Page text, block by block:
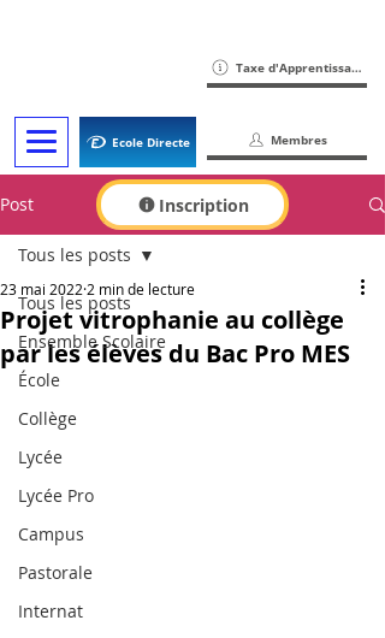
Ecole Directe
Taxe d'Apprentissage
Membres
Inscription
Post
Tous les posts
Ensemble Scolaire
École
Collège
Lycée
Lycée Pro
Campus
Pastorale
Internat
Tous les posts
Projet vitrophanie au collège
par les élèves du Bac Pro MES
23 mai 2022 2 min de lecture